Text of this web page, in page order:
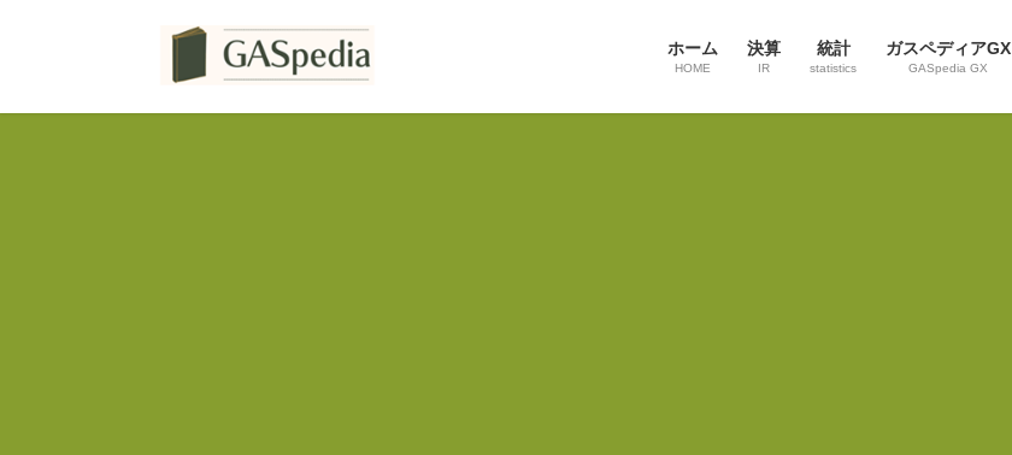
ホーム
HOME
決算
IR
統計
statistics
ガスペディアGX
GASpedia GX